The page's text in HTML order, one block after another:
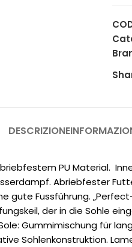
DESCRIZIONE
PU Material.
Abriebfester
Fussführung.
der in die Sohle
Gummimischung für
Sohlenkonstruktion.